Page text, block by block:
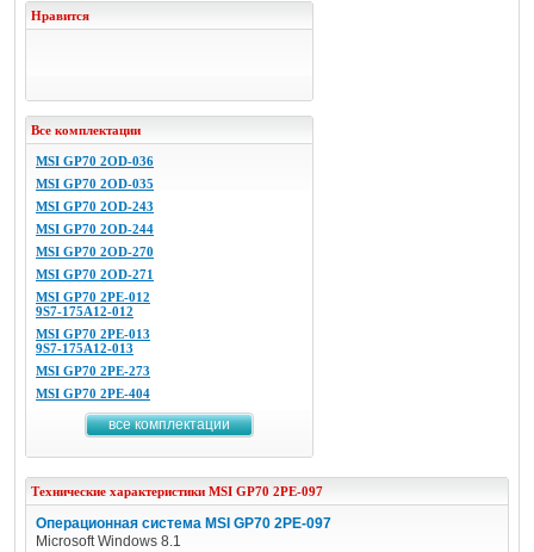
Нравится
Все комплектации
MSI GP70 2OD-036
MSI GP70 2OD-035
MSI GP70 2OD-243
MSI GP70 2OD-244
MSI GP70 2OD-270
MSI GP70 2OD-271
MSI GP70 2PE-012
9S7-175A12-012
MSI GP70 2PE-013
9S7-175A12-013
MSI GP70 2PE-273
MSI GP70 2PE-404
все комплектации
Технические характеристики MSI GP70 2PE-097
Операционная система MSI GP70 2PE-097
Microsoft Windows 8.1